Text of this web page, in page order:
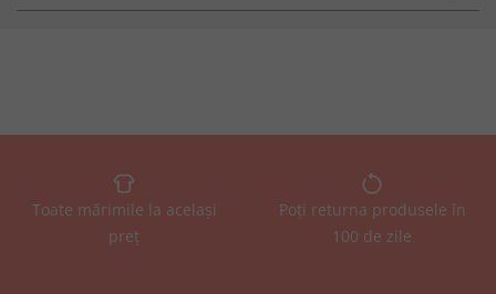
Toate mărimile la același
preț
Poți returna produsele în
100 de zile